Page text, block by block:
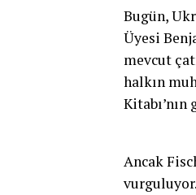
Bugün,
Üyesi
mevcut
halkın
Ancak